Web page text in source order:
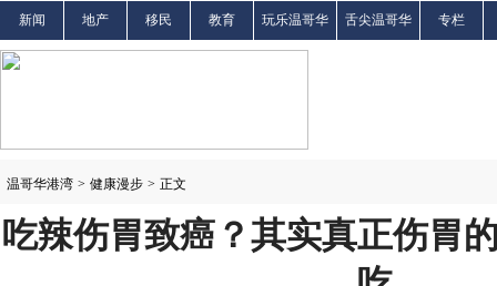
新闻 地产 移民 教育 玩乐温哥华 舌尖温哥华 专栏
温哥华港湾 > 健康漫步 > 正文
吃辣伤胃致癌？其实真正伤胃